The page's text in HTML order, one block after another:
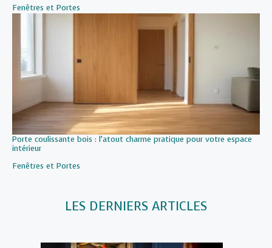
Par rapport à
Fenêtres et Portes
Porte coulissante bois : l’atout charme pratique pour votre espace
intérieur
Par rapport à
Fenêtres et Portes
LES DERNIERS ARTICLES